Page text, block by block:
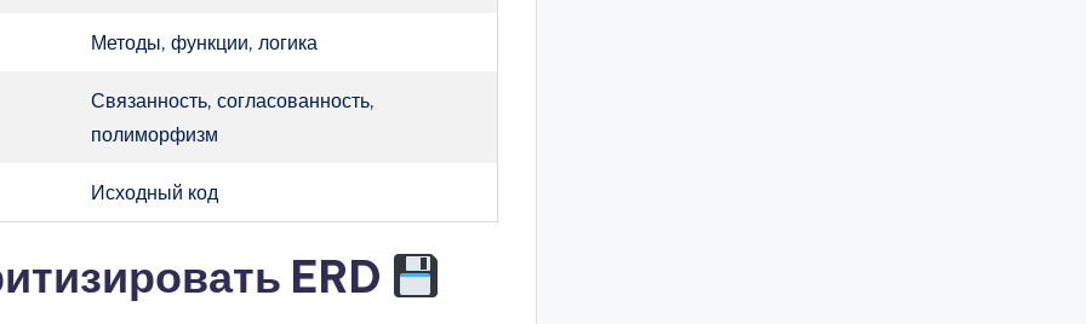
Методы, функции, логика
Связанность, согласованность,
полиморфизм
Исходный код
ERD